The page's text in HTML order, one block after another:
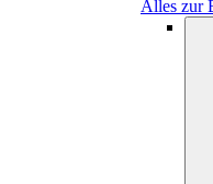
Alles zur